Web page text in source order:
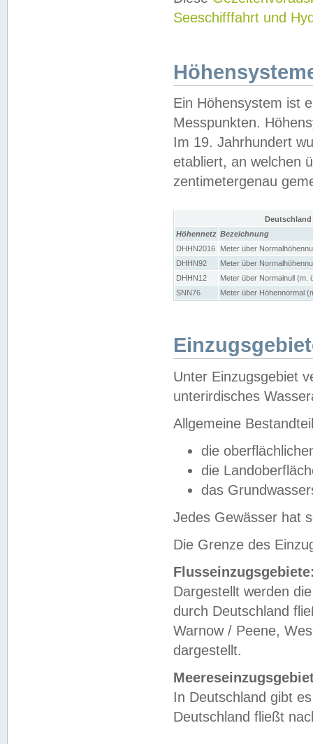
Seeschifffahrt und
Ein Höhensystem ist
Messpunkten.
Im 19. Jahrhundert
etabliert, an welchen
zentimetergenau
Höhennetz Bezeichnung
DHHN2016
Meter über
DHHN92
Meter über
DHHN12
Meter über Normalnull (m.
SNN76
Meter über Höhennormal
Unter Einzugsgebiet
unterirdisches
Allgemeine
die
die
das
Jedes Gewässer hat
Die Grenze des
Dargestellt werden
durch Deutschland
Warnow / Peene,
dargestellt.
In Deutschland gibt
Deutschland fließt